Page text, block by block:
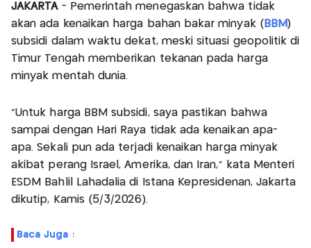
JAKARTA- Pemerintah menegaskan bahwa tidak
akan ada kenaikan harga bahan bakar minyak ( BBM )
subsidi dalam waktu dekat, meski situasi geopolitik di
Timur Tengah memberikan tekanan pada harga
minyak mentah dunia.
"Untuk harga BBM subsidi, saya pastikan bahwa
sampai dengan Hari Raya tidak ada kenaikan apa-
apa. Sekali pun ada terjadi kenaikan harga minyak
akibat perang Israel, Amerika, dan Iran," kata Menteri
ESDM Bahlil Lahadalia di Istana Kepresidenan, Jakarta
dikutip, Kamis (5/3/2026).
Baca Juga :